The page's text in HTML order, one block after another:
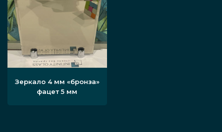
Зеркало 4 мм «бронза»
фацет 5 мм